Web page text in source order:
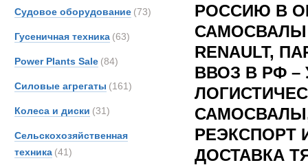
Судовое оборудование (73)
Гусеничная техника (63)
Power Plants Sale (84)
Силовые агрегаты (161)
Колеса и диски (31)
Сельскохозяйственная
техника (41)
РОССИЮ В
RENAULT,
ВВОЗ В РФ –
РЕЭКСПОРТ
ДОСТАВКА